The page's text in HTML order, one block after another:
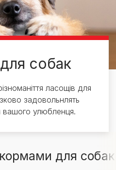
собак
ласощів для
задовольнлять
вашого улюбленця.
для собак